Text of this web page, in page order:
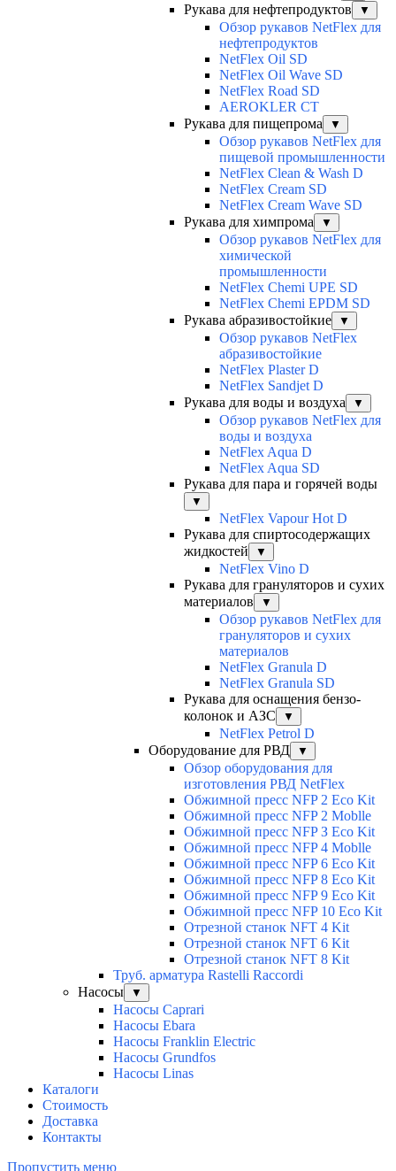
Рукава для нефтепродуктов ▼
Обзор рукавов NetFlex для
нефтепродуктов
NetFlex Oil SD
NetFlex Oil Wave SD
NetFlex Road SD
AEROKLER CT
Рукава для пищепрома
▼
Обзор рукавов NetFlex для
пищевой промышленности
NetFlex Clean & Wash D
NetFlex Cream SD
NetFlex Cream Wave SD
Рукава для химпрома
▼
Обзор рукавов NetFlex для
химической
промышленности
NetFlex Chemi UPE SD
NetFlex Chemi EPDM SD
Рукава абразивостойкие
▼
Обзор рукавов NetFlex
абразивостойкие
NetFlex Plaster D
NetFlex Sandjet D
Рукава для воды и воздуха
▼
Обзор рукавов NetFlex для
воды и воздуха
NetFlex Aqua D
NetFlex Aqua SD
Рукава для пара и горячей воды
▼
NetFlex Vapour Hot D
Рукава для спиртосодержащих
жидкостей
▼
NetFlex Vino D
Рукава для грануляторов и сухих
материалов
▼
Обзор рукавов NetFlex для
грануляторов и сухих
материалов
NetFlex Granula D
NetFlex Granula SD
Рукава для оснащения бензо-
колонок и АЗС
▼
NetFlex Petrol D
Оборудование для РВД
▼
Обзор оборудования для
изготовления РВД NetFlex
Обжимной пресс NFP 2 Есо Kit
Обжимной пресс NFP 2 Moblle
Обжимной пресс NFP З Есо Kit
Обжимной пресс NFP 4 Moblle
Обжимной пресс NFP 6 Есо Kit
Обжимной пресс NFP 8 Есо Kit
Обжимной пресс NFP 9 Есо Kit
Обжимной пресс NFP 10 Есо Kit
Отрезной станок NFT 4 Kit
Отрезной станок NFT 6 Kit
Отрезной станок NFT 8 Kit
Труб. арматура Rastelli Raccordi
Насосы
▼
Насосы Caprari
Насосы Ebara
Насосы Franklin Electric
Насосы Grundfos
Насосы Linas
Каталоги
Стоимость
Доставка
Контакты
Пропустить меню